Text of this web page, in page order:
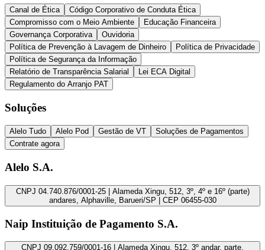
Canal de Ética
Código Corporativo de Conduta Ética
Compromisso com o Meio Ambiente
Educação Financeira
Governança Corporativa
Ouvidoria
Política de Prevenção à Lavagem de Dinheiro
Política de Privacidade
Política de Segurança da Informação
Relatório de Transparência Salarial
Lei ECA Digital
Regulamento do Arranjo PAT
Soluções
Alelo Tudo Alelo Pod Gestão de VT
Soluções de Pagamentos
Contrate agora
Alelo S.A.
CNPJ 04.740.876/0001-25 | Alameda Xingu, 512, 3º, 4º e 16º (parte)
andares, Alphaville, Barueri/SP | CEP 06455-030
Naip Instituição de Pagamento S.A.
CNPJ 09.092.759/0001-16 | Alameda Xingu, 512, 3º andar, parte,